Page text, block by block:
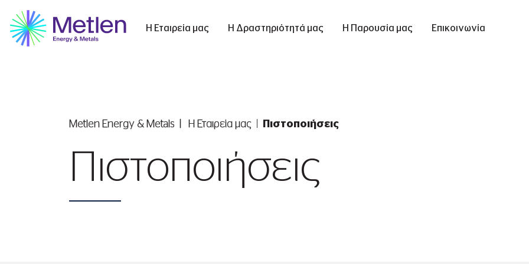
Η Εταιρεία μας Η Δραστηριότητά μας Η Παρουσία μας Επικοινωνία
Metlen Εnergy & Metals Η Εταιρεία μας Πιστοποιήσεις
Πιστοποιήσεις